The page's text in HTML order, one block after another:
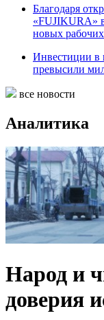
Благодаря
«FUJIKURA» в
новых
Инвестиции в
превысили
все новости
Аналитика
Народ и
доверия